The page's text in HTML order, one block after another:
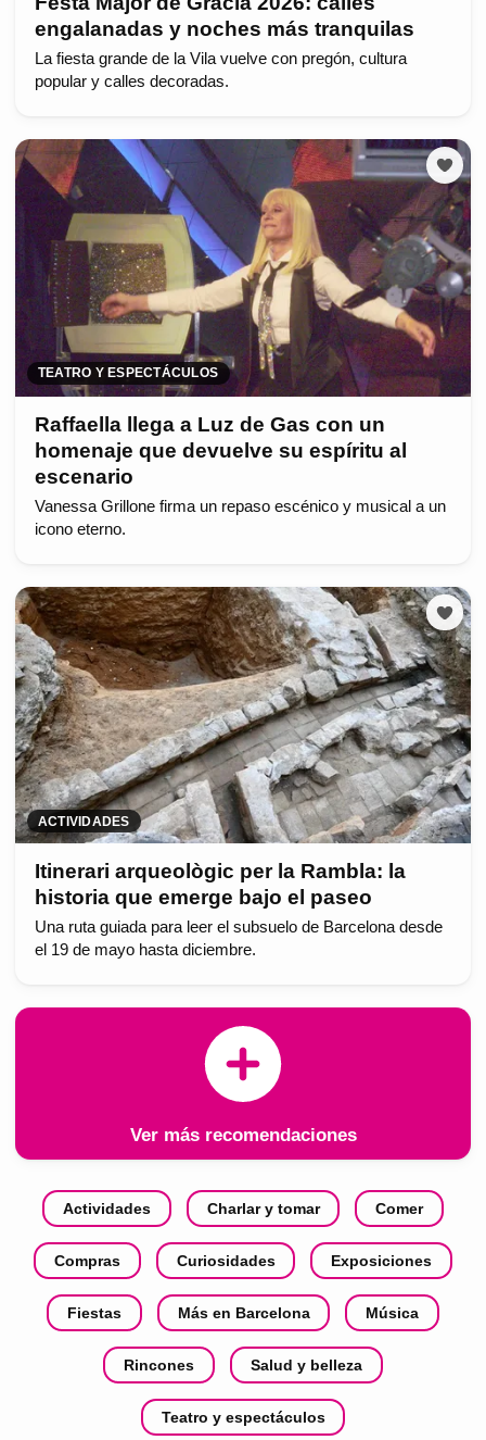
engalanadas y noches más tranquilas
La fiesta grande de la Vila vuelve con pregón, cultura
popular y calles decoradas.
TEATRO Y ESPECTÁCULOS
Raffaella llega a Luz de Gas con un
homenaje que devuelve su espíritu al
escenario
Vanessa Grillone firma un repaso escénico y musical a un
icono eterno.
ACTIVIDADES
Itinerari arqueològic per la Rambla: la
historia que emerge bajo el paseo
Una ruta guiada para leer el subsuelo de Barcelona desde
el 19 de mayo hasta diciembre.
Ver más recomendaciones
Actividades Charlar y tomar Comer
Compras Curiosidades Exposiciones
Fiestas Más en Barcelona Música
Rincones Salud y belleza
Teatro y espectáculos